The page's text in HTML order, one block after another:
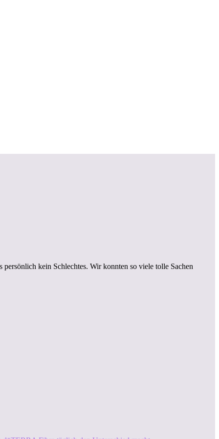
kein Schlechtes. Wir konnten so viele tolle Sachen